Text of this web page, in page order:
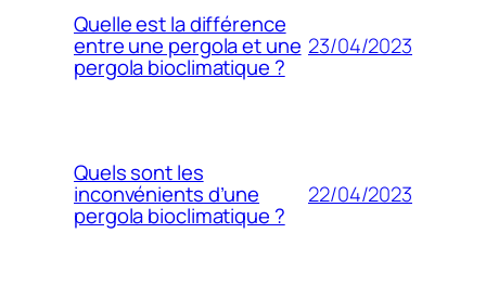
Quelle est la différence
entre une pergola et une
pergola bioclimatique ?
23/04/2023
Quels sont les
inconvénients d’une
pergola bioclimatique ?
22/04/2023